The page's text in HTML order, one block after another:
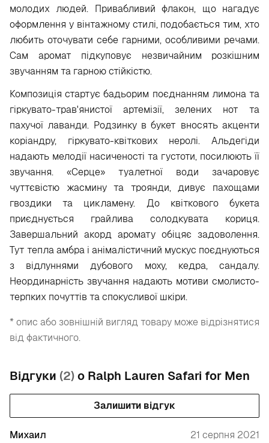
молодих людей. Привабливий флакон, що нагадує
оформлення у вінтажному стилі, подобається тим, хто
любить оточувати себе гарними, особливими речами.
Сам аромат підкуповує незвичайним розкішним
звучанням та гарною стійкістю.
Композиція стартує бадьорим поєднанням лимона та
гіркувато-трав'янистої артемізії, зелених нот та
пахучої лаванди. Родзинку в букет вносять акценти
коріандру, гіркувато-квіткових неролі. Альдегіди
надають мелодії насиченості та густоти, посилюють її
звучання. «Серце» туалетної води зачаровує
чуттєвістю жасмину та троянди, дивує пахощами
гвоздики та цикламену. До квіткового букета
приєднується грайлива солодкувата кориця.
Завершальний акорд аромату обіцяє задоволення.
Тут тепла амбра і анімалістичний мускус поєднуються
з відлуннями дубового моху, кедра, сандалу.
Неординарність звучання надають мотиви смолисто-
терпких почуттів та спокусливої шкіри.
* опис або зовнішній вигляд товару може відрізнятися
від фактичного.
Відгуки (2)о Ralph Lauren Safari for Men
Залишити відгук
Михаил
21 серпня 2021